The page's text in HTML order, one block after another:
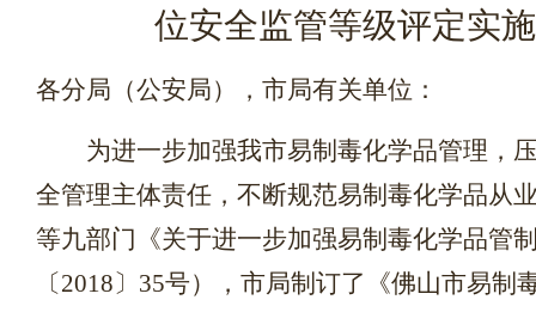
位安全监管等级评定实
各分局（公安局），市局有关单位：
为进一步加强我市易制毒化学品管理，
全管理主体责任，不断规范易制毒化学品从
等九部门 《关于进一步加强易制毒化学品管
〔2018〕 35号） ， 市局制订了
《佛山市易制